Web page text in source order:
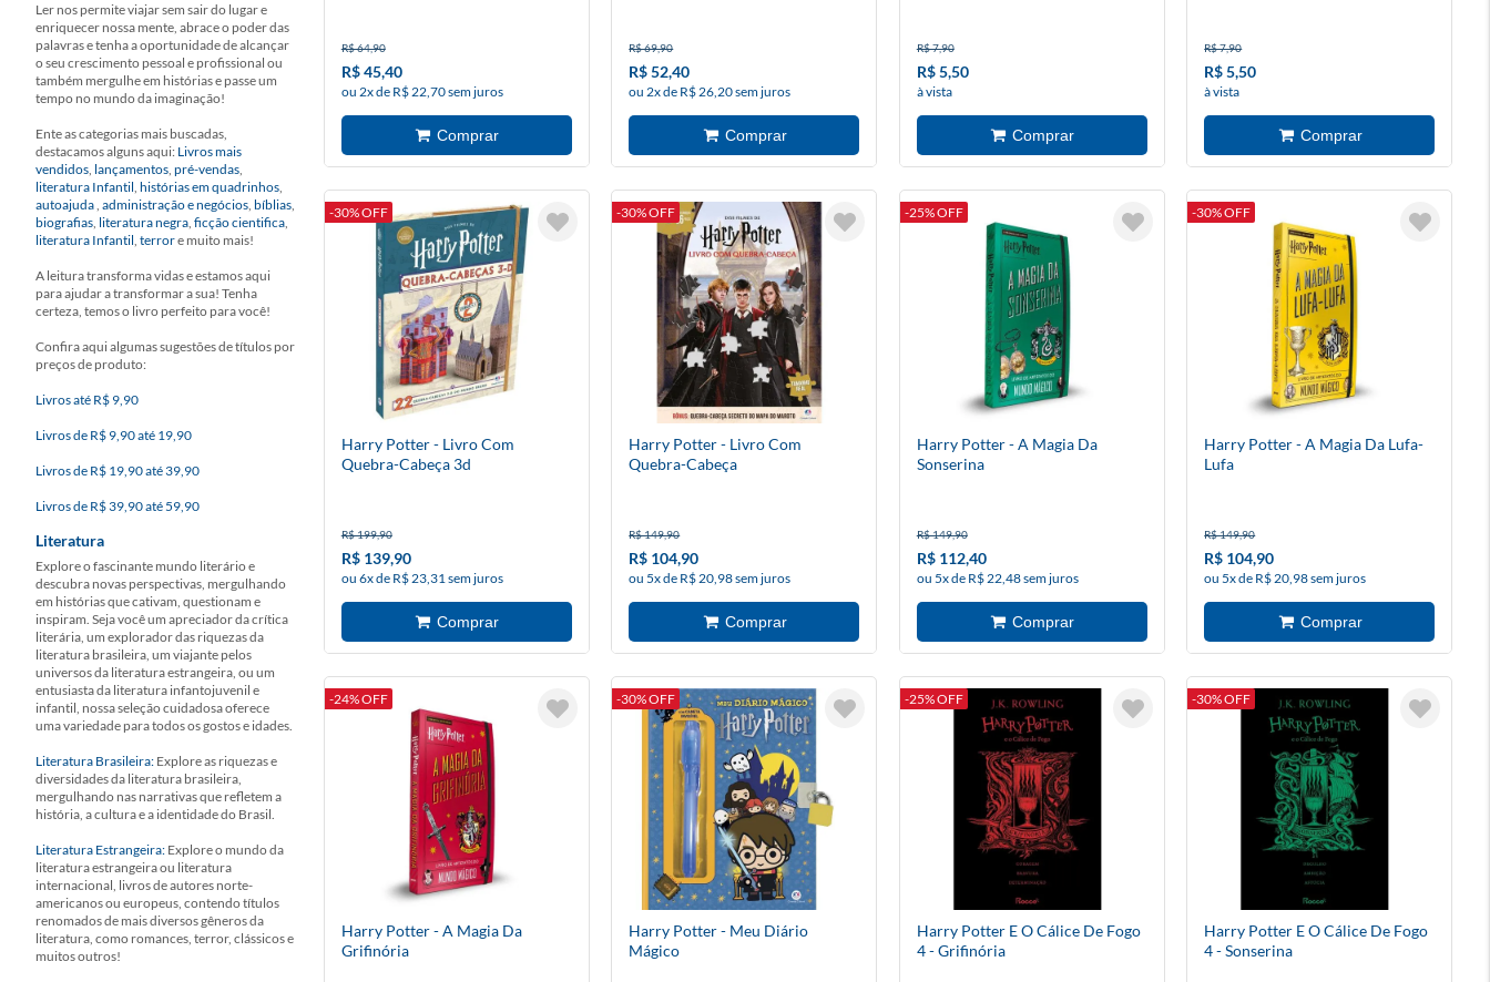
Ler nos permite viajar sem sair do lugar e
enriquecer nossa mente, abrace o poder das
palavras e tenha a oportunidade de alcançar
o seu crescimento pessoal e profissional ou
também mergulhe em histórias e passe um
tempo no mundo da imaginação!
Ente as categorias mais buscadas,
destacamos alguns aqui: Livros mais
vendidos, lançamentos, pré-vendas,
literatura Infantil, histórias em quadrinhos,
autoajuda, administração e negócios, bíblias,
biografias, literatura negra, ficção cientifica,
literatura Infantil, terrore muito mais!
A leitura transforma vidas e estamos aqui
para ajudar a transformar a sua! Tenha
certeza, temos o livro perfeito para você!
Confira aqui algumas sugestões de títulos por
preços de produto:
Livros até R$ 9,90
Livros de R$ 9,90 até 19,90
Livros de R$ 19,90 até 39,90
Livros de R$ 39,90 até 59,90
Literatura
Explore o fascinante mundo literário e
descubra novas perspectivas, mergulhando
em histórias que cativam, questionam e
inspiram. Seja você um apreciador da crítica
literária, um explorador das riquezas da
literatura brasileira, um viajante pelos
universos da literatura estrangeira, ou um
entusiasta da literatura infantojuvenil e
infantil, nossa seleção cuidadosa oferece
uma variedade para todos os gostos e idades.
Literatura Brasileira: Explore as riquezas e
diversidades da literatura brasileira,
mergulhando nas narrativas que refletem a
história, a cultura e a identidade do Brasil.
Literatura Estrangeira: Explore o mundo da
literatura estrangeira ou literatura
internacional, livros de autores norte-
americanos ou europeus, contendo títulos
renomados de mais diversos gêneros da
literatura, como romances, terror, clássicos e
muitos outros!
R$ 64,90
R$ 45,40
ou 2x de R$ 22,70 sem juros
R$ 69,90
R$ 52,40
ou 2x de R$ 26,20 sem juros
R$ 7,90
R$ 5,50
à vista
R$ 7,90
R$ 5,50
à vista
-30% OFF
Harry Potter - Livro Com
Quebra-Cabeça 3d
R$ 199,90
R$ 139,90
ou 6x de R$ 23,31 sem juros
-30% OFF
Harry Potter - Livro Com
Quebra-Cabeça
R$ 149,90
R$ 104,90
ou 5x de R$ 20,98 sem juros
-25% OFF
Harry Potter - A Magia Da
Sonserina
R$ 149,90
R$ 112,40
ou 5x de R$ 22,48 sem juros
-30% OFF
Harry Potter - A Magia Da Lufa-
Lufa
R$ 149,90
R$ 104,90
ou 5x de R$ 20,98 sem juros
-24% OFF
Harry Potter - A Magia Da
Grifinória
-30% OFF
Harry Potter - Meu Diário
Mágico
-25% OFF
Harry Potter E O Cálice De Fogo
4 - Grifinória
-30% OFF
Harry Potter E O Cálice De Fogo
4 - Sonserina